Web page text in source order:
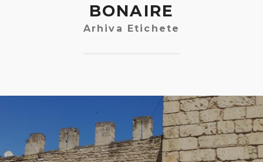
BONAIRE
Arhiva Etichete